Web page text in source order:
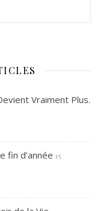
Vraiment Plus.
fin d’année 15